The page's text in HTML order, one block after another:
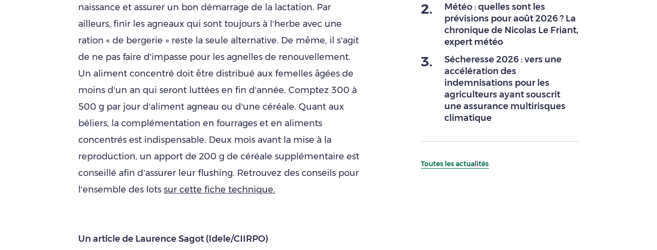
naissance et assurer un bon démarrage de la lactation. Par
ailleurs, finir les agneaux qui sont toujours à l’herbe avec une
ration « de bergerie » reste la seule alternative. De même, il s’agit
de ne pas faire d’impasse pour les agnelles de renouvellement.
Un aliment concentré doit être distribué aux femelles âgées de
moins d’un an qui seront luttées en fin d’année. Comptez 300 à
500 g par jour d’aliment agneau ou d’une céréale. Quant aux
béliers, la complémentation en fourrages et en aliments
concentrés est indispensable. Deux mois avant la mise à la
reproduction, un apport de 200 g de céréale supplémentaire est
conseillé afin d’assurer leur flushing. Retrouvez des conseils pour
l’ensemble des lots sur cette fiche technique.
Un article de Laurence Sagot (Idele/CIIRPO)
2.
Météo : quelles sont les
prévisions pour août 2026 ? La
chronique de Nicolas Le Friant,
expert météo
3.
Sécheresse 2026 : vers une
accélération des
indemnisations pour les
agriculteurs ayant souscrit
une assurance multirisques
climatique
Toutes les actualités